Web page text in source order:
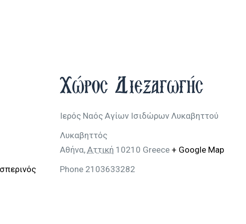
Χώρος Διεξαγωγής
Ιερός Ναός Αγίων Ισιδώρων Λυκαβηττού
Λυκαβηττός
Αθήνα, Αττική 10210 Greece + Google Map
Phone 2103633282